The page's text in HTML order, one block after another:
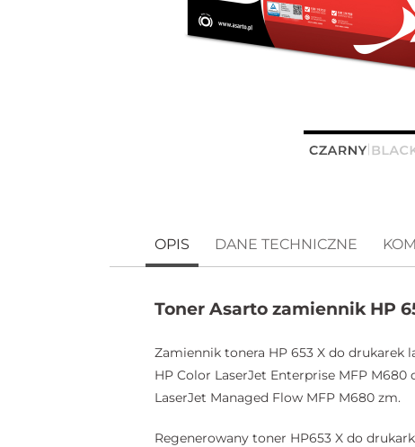
OPIS DANE TECHNICZNE
Toner Asarto zamiennik HP
Zamiennik tonera HP 653 X do drukarek
HP Color LaserJet Enterprise MFP
LaserJet Managed Flow MFP M680 zm.
Regenerowany toner HP653 X do